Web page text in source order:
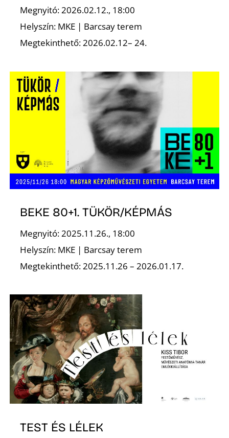
Megnyitó: 2026.02.12., 18:00
Helyszín: MKE | Barcsay terem
Megtekinthető: 2026.02.12– 24.
BEKE 80+1. TÜKÖR/KÉPMÁS
Megnyitó: 2025.11.26., 18:00
Helyszín: MKE | Barcsay terem
Megtekinthető: 2025.11.26 – 2026.01.17.
TEST ÉS LÉLEK